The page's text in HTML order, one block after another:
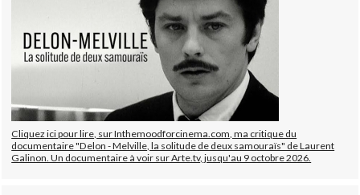
Cliquez ici pour lire, sur Inthemoodforcinema.com, ma critique du
documentaire "Delon - Melville, la solitude de deux samouraïs" de Laurent
Galinon. Un documentaire à voir sur Arte.tv, jusqu'au 9 octobre 2026.